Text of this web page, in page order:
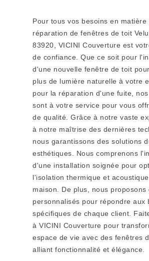
Pour tous vos besoins en matière
réparation de fenêtres de toit
83920, VICINI Couverture est
de confiance. Que ce soit pour
d'une nouvelle fenêtre de toit
plus de lumière naturelle à votre
pour la réparation d'une fuite,
sont à votre service pour vous
de qualité. Grâce à notre vaste
à notre maîtrise des dernières
nous garantissons des solutions
esthétiques. Nous comprenons
d'une installation soignée pour
l'isolation thermique et
maison. De plus, nous proposons
personnalisés pour répondre aux
spécifiques de chaque client.
à VICINI Couverture pour
espace de vie avec des fenêtres
alliant fonctionnalité et élégance.